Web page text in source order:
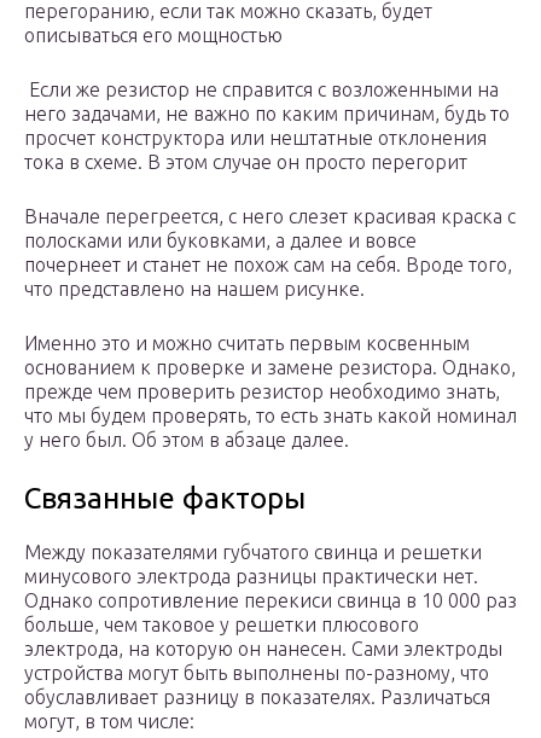
перегоранию, если так можно сказать, будет
описываться его мощностью
Если же резистор не справится с возложенными на
него задачами, не важно по каким причинам, будь то
просчет конструктора или нештатные отклонения
тока в схеме. В этом случае он просто перегорит
Вначале перегреется, с него слезет красивая краска с
полосками или буковками, а далее и вовсе
почернеет и станет не похож сам на себя. Вроде того,
что представлено на нашем рисунке.
Именно это и можно считать первым косвенным
основанием к проверке и замене резистора. Однако,
прежде чем проверить резистор необходимо знать,
что мы будем проверять, то есть знать какой номинал
у него был. Об этом в абзаце далее.
Связанные факторы
Между показателями губчатого свинца и решетки
минусового электрода разницы практически нет.
Однако сопротивление перекиси свинца в 10 000 раз
больше, чем таковое у решетки плюсового
электрода, на которую он нанесен. Сами электроды
устройства могут быть выполнены по-разному, что
обуславливает разницу в показателях. Различаться
могут, в том числе: